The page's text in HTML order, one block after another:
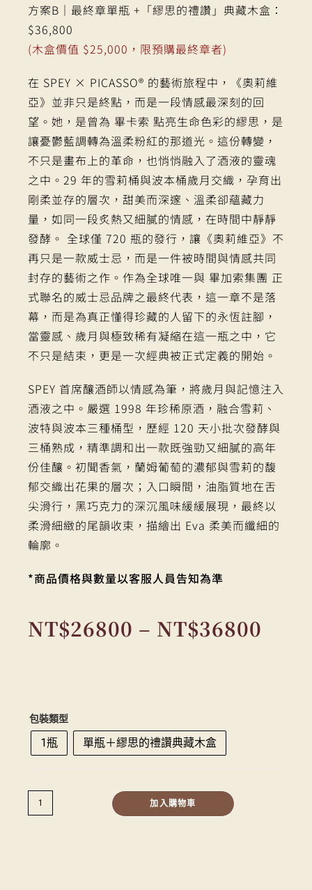
方案B｜最終章單瓶 +「繆思的禮讚」典藏木盒：
$36,800
(木盒價值 $25,000，限預購最終章者)
在 SPEY × PICASSO® 的藝術旅程中，《奧莉維
亞》並非只是終點，而是一段情感最深刻的回
望。她，是曾為 畢卡索 點亮生命色彩的繆思，是
讓憂鬱藍調轉為溫柔粉紅的那道光。這份轉變，
不只是畫布上的革命，也悄悄融入了酒液的靈魂
之中。29 年的雪莉桶與波本桶歲月交織，孕育出
剛柔並存的層次，甜美而深邃、溫柔卻蘊藏力
量，如同一段炙熱又細膩的情感，在時間中靜靜
發酵。 全球僅 720 瓶的發行，讓《奧莉維亞》不
再只是一款威士忌，而是一件被時間與情感共同
封存的藝術之作。作為全球唯一與 畢加索集團 正
式聯名的威士忌品牌之最終代表，這一章不是落
幕，而是為真正懂得珍藏的人留下的永恆註腳，
當靈感、歲月與極致稀有凝縮在這一瓶之中，它
不只是結束，更是一次經典被正式定義的開始。
SPEY 首席釀酒師以情感為筆，將歲月與記憶注入
酒液之中。嚴選 1998 年珍稀原酒，融合雪莉、
波特與波本三種桶型，歷經 120 天小批次發酵與
三桶熟成，精準調和出一款既強勁又細膩的高年
份佳釀。初聞香氣，蘭姆葡萄的濃郁與雪莉的馥
郁交織出花果的層次；入口瞬間，油脂質地在舌
尖滑行，黑巧克力的深沉風味緩緩展現，最終以
柔滑細緻的尾韻收束，描繪出 Eva 柔美而纖細的
輪廓。
*商品價格與數量以客服人員告知為準
NT$26800 – NT$36800
包裝類型
1瓶 單瓶＋繆思的禮讚典藏木盒
加入購物車